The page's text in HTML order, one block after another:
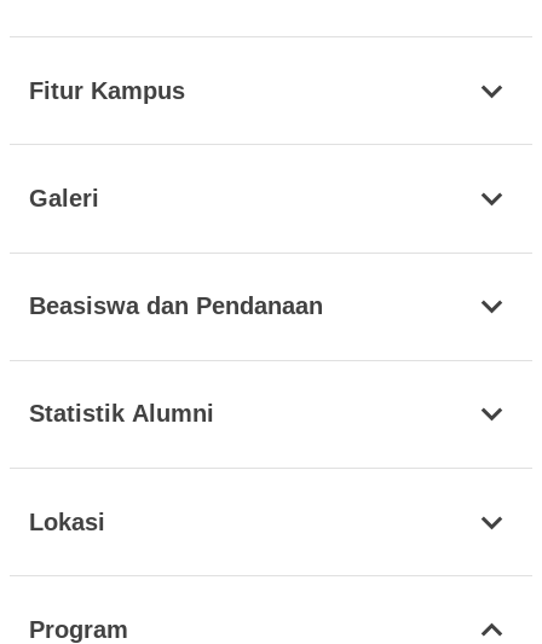
Fitur Kampus
Galeri
Beasiswa dan Pendanaan
Statistik Alumni
Lokasi
Program